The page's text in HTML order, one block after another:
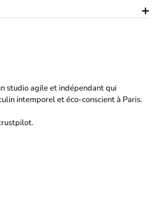
studio agile et indépendant qui
intemporel et éco-conscient à Paris.